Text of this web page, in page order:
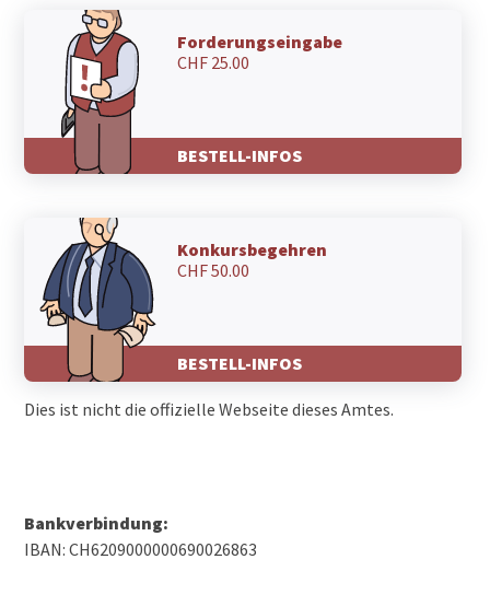
6760 Molare
6760 Faido
6760 Carì
6760 Campello
6760 Calpiogna
6749 Sobrio
6749 Cavagnago
6746 Nivo
6746 Lavorgo
6746 Calonico
6745 Giornico
6744 Personico
6742 Pollegio
Forderungseingabe
CHF 25.00
BESTELL-INFOS
Konkursbegehren
CHF 50.00
BESTELL-INFOS
Dies ist nicht die offizielle Webseite dieses Amtes.
Bankverbindung:
IBAN: CH6209000000690026863